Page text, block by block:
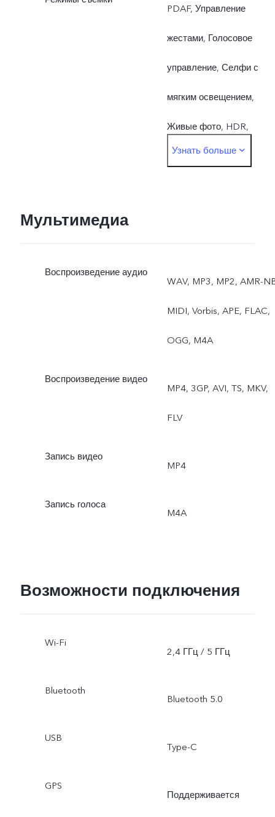
PDAF, Управление
жестами, Голосовое
управление, Селфи с
мягким освещением,
Живые фото, HDR,
Панорама, Режим боке,
Узнать больше
Мультимедиа
Воспроизведение аудио
WAV, MP3, MP2, AMR-
MIDI, Vorbis, APE, FLAC,
OGG, M4A
Воспроизведение видео
MP4, 3GP, AVI, TS, MKV,
FLV
Запись видео
MP4
Запись голоса
M4A
Возможности подключения
Wi-Fi
2,4 ГГц / 5 ГГц
Bluetooth
Bluetooth 5.0
USB
Type-C
GPS
Поддерживается